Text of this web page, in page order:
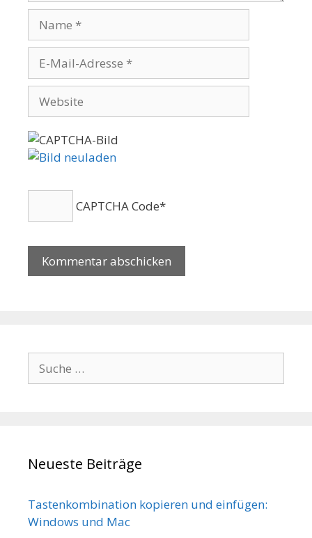
CAPTCHA Code*
Suche nach:
Neueste Beiträge
Tastenkombination kopieren und einfügen:
Windows und Mac